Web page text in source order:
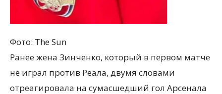
Фото: The Sun
Ранее жена Зинченко, который в первом матче
не играл против Реала, двумя словами
отреагировала на сумасшедший гол Арсенала